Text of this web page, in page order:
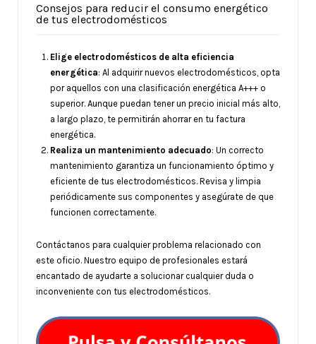
Consejos para reducir el consumo energético
de tus electrodomésticos
Elige electrodomésticos de alta eficiencia
energética: Al adquirir nuevos electrodomésticos, opta
por aquellos con una clasificación energética A+++ o
superior. Aunque puedan tener un precio inicial más alto,
a largo plazo, te permitirán ahorrar en tu factura
energética.
Realiza un mantenimiento adecuado: Un correcto
mantenimiento garantiza un funcionamiento óptimo y
eficiente de tus electrodomésticos. Revisa y limpia
periódicamente sus componentes y asegúrate de que
funcionen correctamente.
Contáctanos para cualquier problema relacionado con
este oficio. Nuestro equipo de profesionales estará
encantado de ayudarte a solucionar cualquier duda o
inconveniente con tus electrodomésticos.